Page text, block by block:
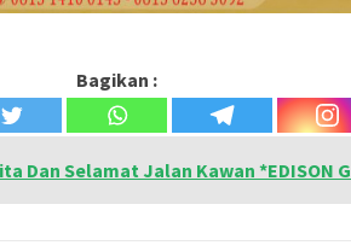
Bagikan :
Dan Selamat Jalan Kawan *EDISON